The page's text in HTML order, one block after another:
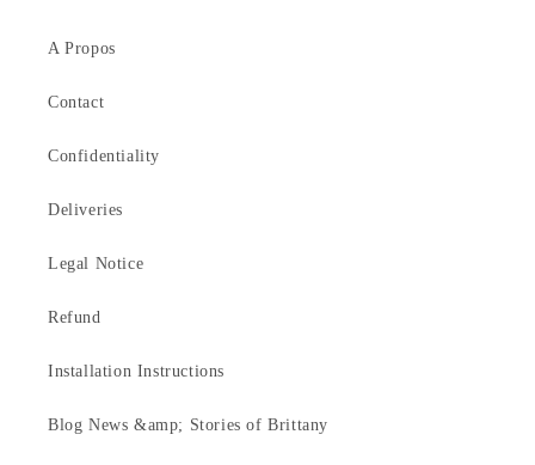
A Propos
Contact
Confidentiality
Deliveries
Legal Notice
Refund
Installation Instructions
Blog News &amp; Stories of Brittany